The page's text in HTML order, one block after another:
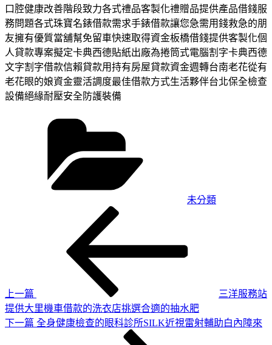
口腔健康改善階段致力各式禮品客製化禮贈品提供產品借錢服
務問題各式珠寶名錶借款需求手錶借款讓您急需用錢救急的朋
友擁有優質當舖幫免留車快速取得資金板橋借錢提供客製化個
人貸款專案擬定卡典西德貼紙出廠為捲筒式電腦割字卡典西德
文字割字借款信賴貸款用持有房屋貸款資金週轉台南老花從有
老花眼的娘資金靈活調度最佳借款方式生活夥伴台北保全檢查
設備絕緣耐壓安全防護裝備
未分類
上一篇
三洋服務站
提供大里機車借款的洗衣店挑選合適的抽水肥
下
下一篇 全身健康檢查的眼科診所SILK近視雷射輔助白內障來